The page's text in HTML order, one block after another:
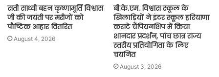
सती साध्वी बहन कृष्णामूर्ति विश्वास
जी की जयंती पर मरीजों को
पौष्टिक आहार वितरित
August 4, 2026
बी.के.एम. विश्वास स्कूल के
खिलाड़ियों ने इंटर स्कूल हरियाणा
कराटे चैंपियनशिप में किया
शानदार प्रदर्शन, पांच छात्र राज्य
स्तरीय प्रतियोगिता के लिए
चयनित
August 3, 2026